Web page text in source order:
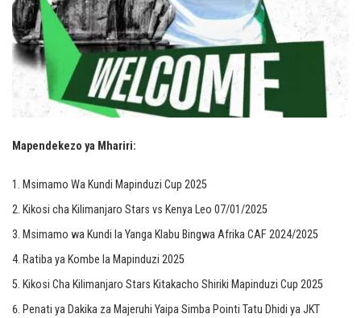
Mapendekezo ya Mhariri:
Msimamo Wa Kundi Mapinduzi Cup 2025
Kikosi cha Kilimanjaro Stars vs Kenya Leo 07/01/2025
Msimamo wa Kundi la Yanga Klabu Bingwa Afrika CAF 2024/2025
Ratiba ya Kombe la Mapinduzi 2025
Kikosi Cha Kilimanjaro Stars Kitakacho Shiriki Mapinduzi Cup 2025
Penati ya Dakika za Majeruhi Yaipa Simba Pointi Tatu Dhidi ya JKT